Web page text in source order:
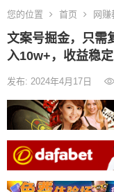
您的位置 首页 网赚
文案号掘金，只需
入10w+，收益稳
发布: 2024年4月17日